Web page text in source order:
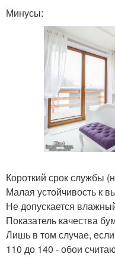
Минусы:
Короткий срок службы
Малая устойчивость к
Не допускается
Показатель качества
Лишь в том случае,
110 до 140 - обои